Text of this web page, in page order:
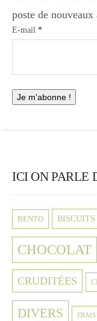
poste de nouveaux
E-mail *
ICI ON PARLE
BENTO BISCUITS
CHOCOLAT
CRUDITÉES
DIVERS